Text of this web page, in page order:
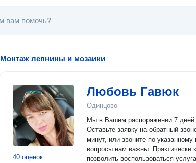
Монтаж лепнины и мозаики
40 оценок
Любовь Гавюк
Одинцово
Мы в Вашем распоряжении 7
Оставьте заявку на обратный
минут, или звоните по
вопросы нам важны. Практически
позволить воспользоваться